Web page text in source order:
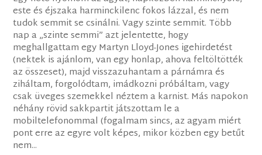
este és éjszaka harminckilenc fokos lázzal, és nem
tudok semmit se csinálni. Vagy szinte semmit. Több
nap a „szinte semmi” azt jelentette, hogy
meghallgattam egy Martyn Lloyd-Jones igehirdetést
(nektek is ajánlom, van egy honlap, ahova feltöltötték
az összeset), majd visszazuhantam a párnámra és
ziháltam, forgolódtam, imádkozni próbáltam, vagy
csak üveges szemekkel néztem a karnist. Más napokon
néhány rövid sakkpartit játszottam le a
mobiltelefonommal (fogalmam sincs, az agyam miért
pont erre az egyre volt képes, mikor közben egy betűt
nem...